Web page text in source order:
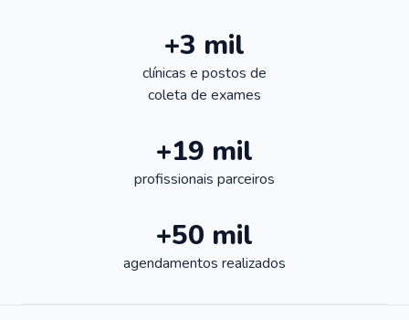
+3 mil
clínicas e postos de
coleta de exames
+19 mil
profissionais parceiros
+50 mil
agendamentos realizados